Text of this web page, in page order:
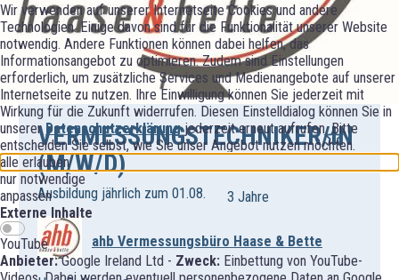
Wir verwenden auf unserer Internetseite Cookies und andere
Technologien. Einige davon sind für die Funktionalität unserer Website
notwendig. Andere Funktionen können dabei helfen, das
Informationsangebot zu optimieren. Zudem sind Einstellungen
erforderlich, um zusätzliche Services und Medienangebote auf unserer
Internetseite zu nutzen. Ihre Einwilligung können Sie jederzeit mit
Wirkung für die Zukunft widerrufen. Diesen Einstelldialog können Sie in
unsererDatenschutzerklärungjederzeit erneut aufrufen. Bitte
entscheiden Sie selbst, wie Sie unser Angebot nutzen möchten.
alle erlauben
nur notwendige
anpassen
Externe Inhalte
YouTube
Anbieter:Google Ireland Ltd - Zweck: Einbettung von YouTube-
VERMESSUNGSTECHNIKER/IN
(M/W/D)
Ausbildung jährlich zum 01.08. 3 Jahre
ahb Vermessungsbüro Haase & Bette